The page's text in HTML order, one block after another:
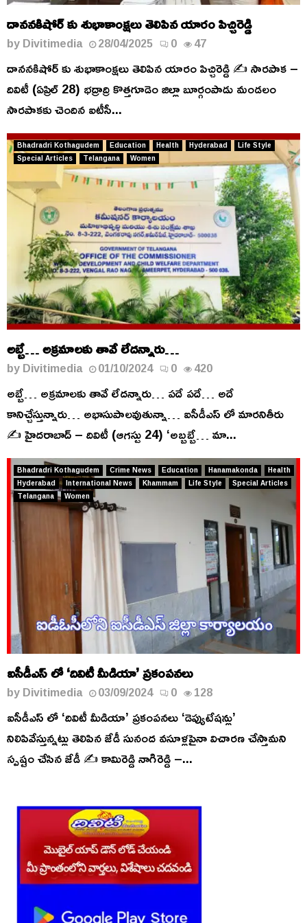
దాననకిషోర్ కు శుభాకాంక్షలు తెలిపిన యారం పిచ్చిరెడ్డి
byDivitimedia 28/04/2025 0 47
దాననకిషోర్ కు శుభాకాంక్షలు తెలిపిన యారం పిచ్చిరెడ్డి ✍️ సారపాక –
దివిటీ (ఏప్రిల్ 28) భద్రాద్రి కొత్తగూడెం జిల్లా బూర్గంపాడు మండలం
సారపాకకు చెందిన ఐటీసీ...
Bhadradri Kothagudem Education Health Hyderabad
Life Style
Special Articles
Telangana Women
అబ్బే… అక్రమాలకు తావే లేదన్నారు…
byDivitimedia 01/10/2024 0 420
అబ్బే… అక్రమాలకు తావే లేదన్నారు… పదే పదే… అదే
కానిచ్చేస్తున్నారు… అభాసుపాలవుతున్నా… ఐసీడీఎస్ లో మారనితీరు
✍️ హైదరాబాద్ – దివిటీ (ఆగస్టు 24) ‘అబ్బబ్బే… మా...
Bhadradri Kothagudem Crime News Education Hanamakonda
Health
Hyderabad
International News Khammam Life Style
Special Articles
Telangana
Women
ఐసీడీఎస్ లో ‘దివిటీ మీడియా’ ప్రకంపనలు
byDivitimedia 03/09/2024 0 128
ఐసీడీఎస్ లో ‘దివిటీ మీడియా’ ప్రకంపనలు ‘డెప్యుటేషన్లు’
నిలిపివేస్తున్నట్లు తెలిపిన జేడీ సునంద వసూళ్లపైనా విచారణ చేస్తామని
స్పష్టం చేసిన జేడీ ✍️ కామిరెడ్డి నాగిరెడ్డి –...